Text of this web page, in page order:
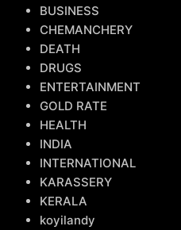
BUSINESS
CHEMANCHERY
DEATH
DRUGS
ENTERTAINMENT
GOLD RATE
HEALTH
INDIA
INTERNATIONAL
KARASSERY
KERALA
koyilandy